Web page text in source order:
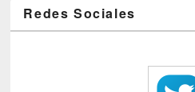
Redes Sociales